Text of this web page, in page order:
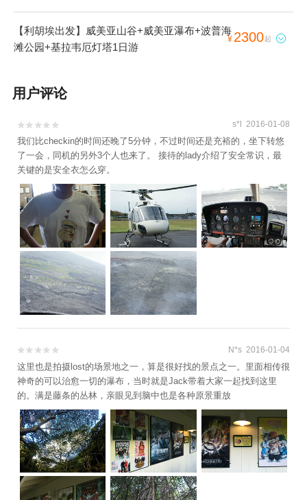
【利胡埃出发】威美亚山谷+威美亚瀑布+波普海
滩公园+基拉韦厄灯塔1日游
¥ 2300起 
用户评论

 s*l 2016-01-08
我们比checkin的时间还晚了5分钟，不过时间还是充裕的，坐下转悠
了一会，同机的另外3个人也来了。 接待的lady介绍了安全常识，最
关键的是安全衣怎么穿。

 N*s 2016-01-04
这里也是拍摄lost的场景地之一，算是很好找的景点之一。里面相传很
神奇的可以治愈一切的瀑布，当时就是Jack带着大家一起找到这里
的。满是藤条的丛林，亲眼见到脑中也是各种原景重放